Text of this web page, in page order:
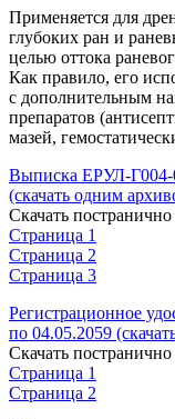
Применяется для
глубоких ран и
целью оттока
Как правило, его
с дополнительным
препаратов
мазей,
Выписка ЕРУЛ-Г004-
(скачать одним
Скачать постранично
Страница 1
Страница 2
Страница 3
Регистрационное
по 04.05.2059
Скачать постранично
Страница 1
Страница 2